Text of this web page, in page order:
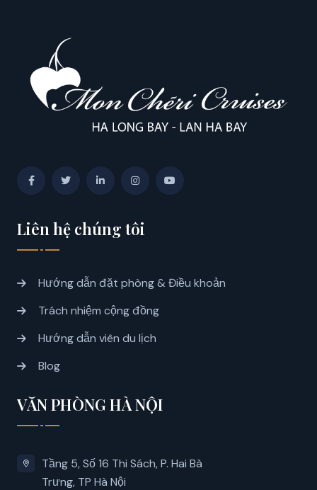
Liên hệ chúng tôi
Hướng dẫn đặt phòng & Điều khoản
Trách nhiệm cộng đồng
Hướng dẫn viên du lịch
Blog
VĂN PHÒNG HÀ NỘI
Tầng 5, Số 16 Thi Sách, P. Hai Bà
Trưng, ​​TP Hà Nội